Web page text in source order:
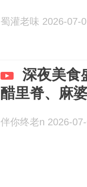
蜀灌老味 2026-07-
深夜美食
醋里脊、麻
伴你终老n 2026-